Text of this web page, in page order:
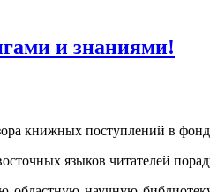
и знаниями!
книжных поступлений в фонд
языков читателей